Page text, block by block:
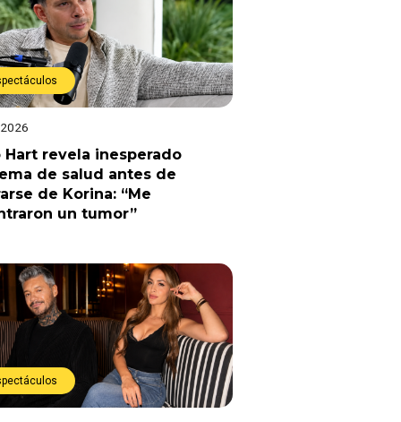
Hart revela inesperado
de salud antes de
de Korina: “Me
un tumor”